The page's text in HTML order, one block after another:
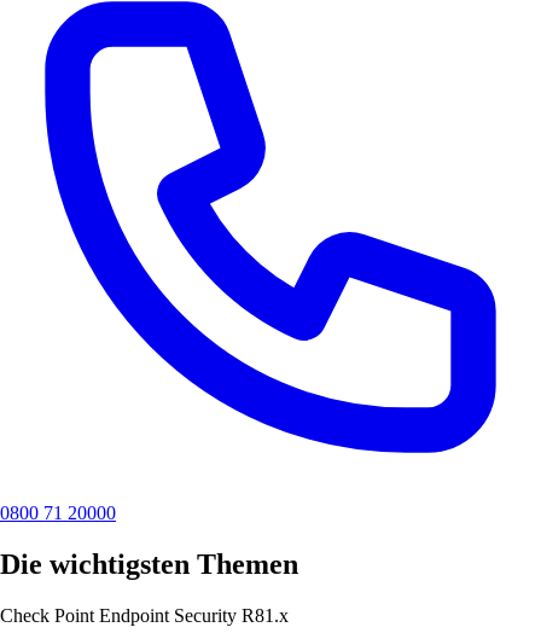
0800 71 20000
Die wichtigsten Themen
Check Point Endpoint Security R81.x